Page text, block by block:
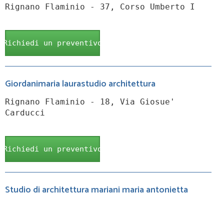
Rignano Flaminio - 37, Corso Umberto I
Richiedi un preventivo
Giordanimaria laurastudio architettura
Rignano Flaminio - 18, Via Giosue'
Carducci
Richiedi un preventivo
Studio di architettura mariani maria antonietta